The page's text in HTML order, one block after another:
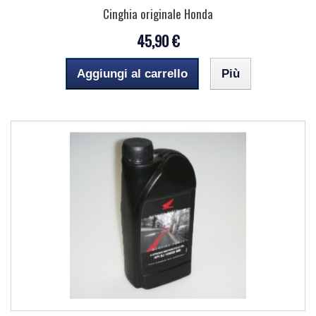
Cinghia originale Honda
45,90 €
Aggiungi al carrello Più